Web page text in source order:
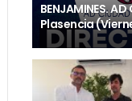
BENJAMINES.
Plasencia